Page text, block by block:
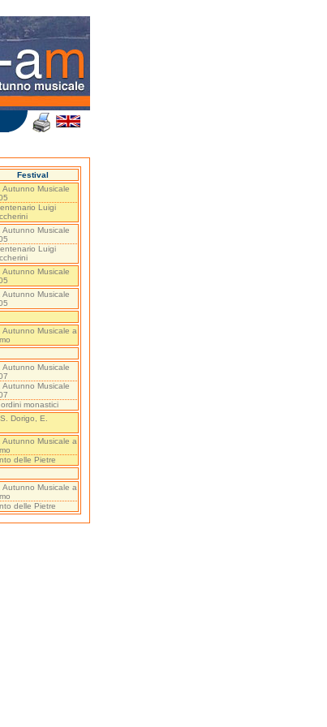
Festival
Autunno Musicale
Luigi
Autunno Musicale
Luigi
Autunno Musicale
Autunno Musicale
Autunno Musicale a
Autunno Musicale
Autunno Musicale
monastici
Dorigo, E.
Autunno Musicale a
delle Pietre
Autunno Musicale a
delle Pietre